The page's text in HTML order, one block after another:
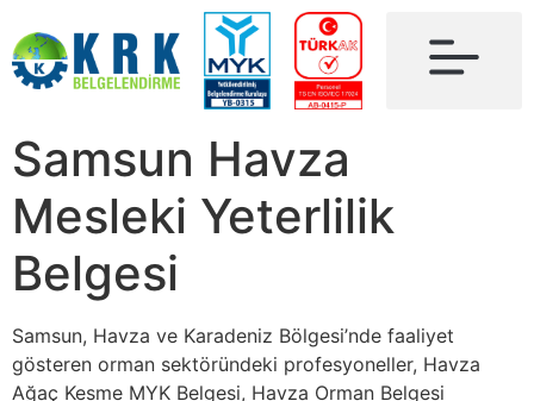
Samsun Havza
Mesleki Yeterlilik
Belgesi
Samsun, Havza ve Karadeniz Bölgesi’nde faaliyet
gösteren orman sektöründeki profesyoneller, Havza
Ağaç Kesme MYK Belgesi, Havza Orman Belgesi